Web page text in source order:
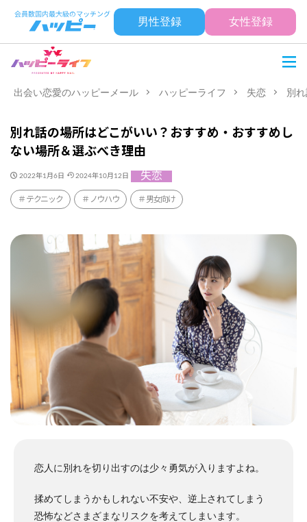
男性登録 女性登録
出会い恋愛のハッピーメール ハッピーライフ 失恋 別
別れ話の場所はどこがいい？おすすめ・おすすめし
ない場所＆選ぶべき理由
2022年1月6日 2024年10月12日 失恋
テクニック ノウハウ 男女向け
恋人に別れを切り出すのは少々勇気が入りますよね。
揉めてしまうかもしれない不安や、逆上されてしまう
恐怖などさまざまなリスクを考えてしまいます。